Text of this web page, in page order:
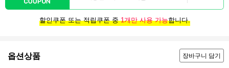
할인쿠폰 또는 적립쿠폰 중1개만 사용 가능합니다.
옵션상품 장바구니 담기